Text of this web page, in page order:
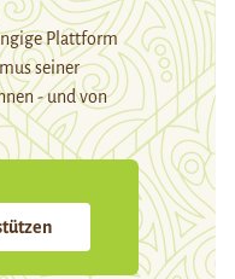
Plattform
seiner
- und von